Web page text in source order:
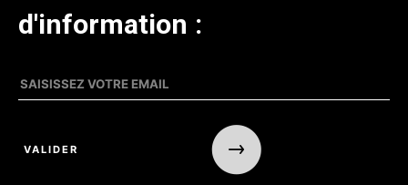
d'information :